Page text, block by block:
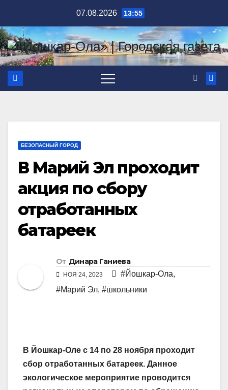
содержимому
07.08.2026 13:55
БЕЗОПАСНЫЙ ГОРОД
В Марий Эл проходит
акция по сбору
отработанных
батареек
От Динара Ганиева
НОЯ 24, 2023 #Йошкар-Ола,
#Марий Эл, #школьники
В Йошкар-Оле с 14 по 28 ноября проходит
сбор отработанных батареек. Данное
экологическое мероприятие проводится